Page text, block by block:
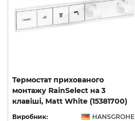
Термостат прихованого
монтажу RainSelect на 3
клавіші, Matt White (15381700)
Виробник:
HANSGROHE